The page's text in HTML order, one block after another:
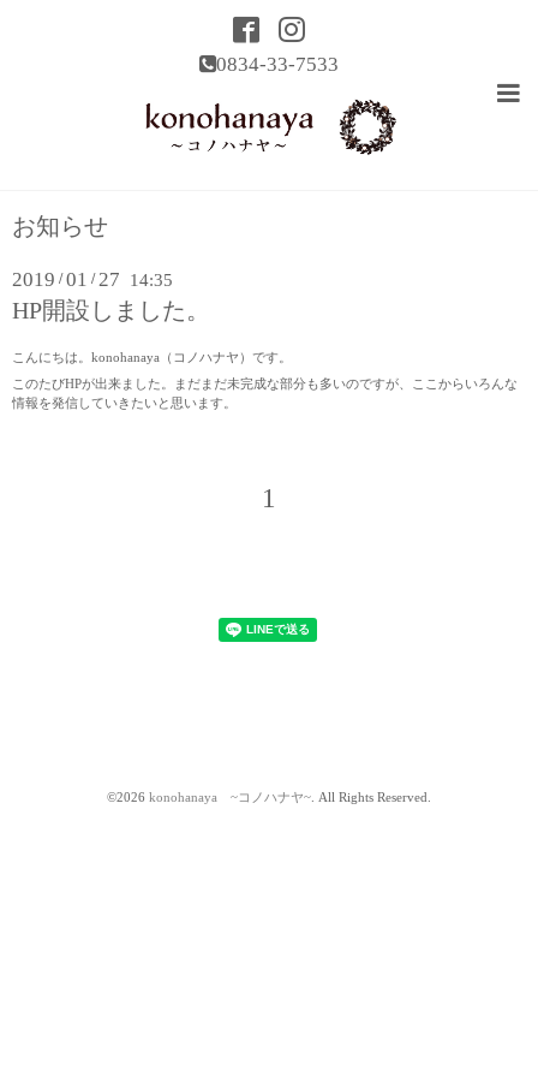
0834-33-7533
お知らせ
2019 /01 /27 14:35
HP開設しました。
こんにちは。konohanaya（コノハナヤ）です。
このたびHPが出来ました。まだまだ未完成な部分も多いのですが、ここからいろんな
情報を発信していきたいと思います。
1
©2026 konohanaya ~コノハナヤ~ . All Rights Reserved.